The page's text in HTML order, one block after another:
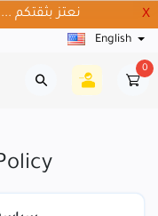
نعتز بثقتكم X
English
0